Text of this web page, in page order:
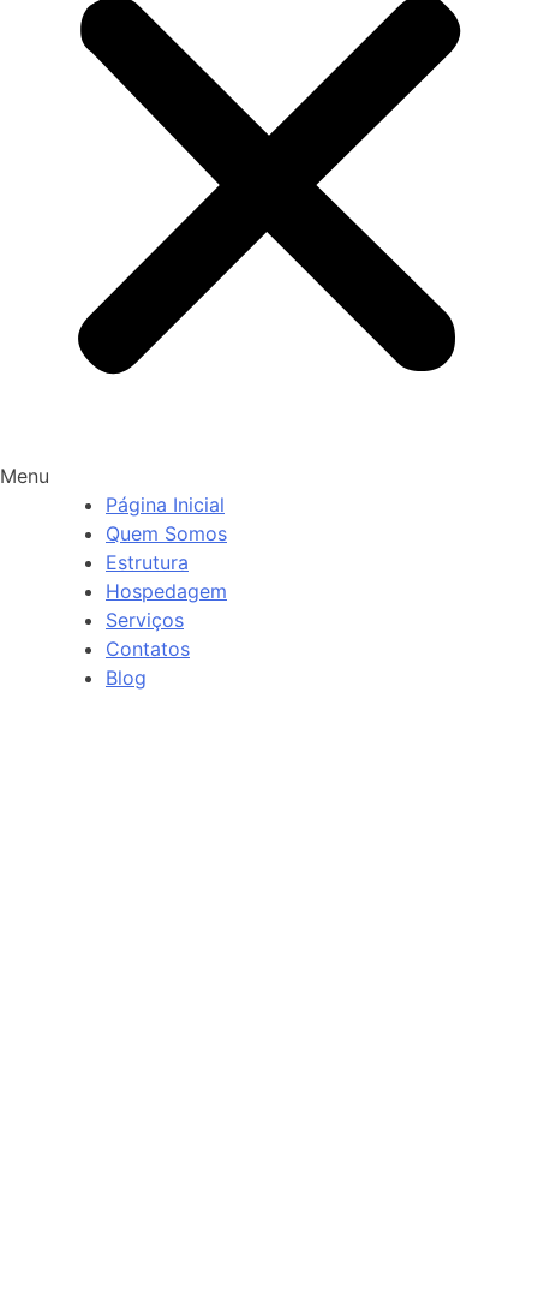
Menu
Página Inicial
Quem Somos
Estrutura
Hospedagem
Serviços
Contatos
Blog